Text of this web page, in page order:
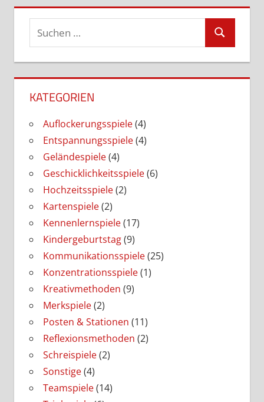
Suchen
nach:
Suchen
KATEGORIEN
Auflockerungsspiele(4)
Entspannungsspiele(4)
Geländespiele(4)
Geschicklichkeitsspiele(6)
Hochzeitsspiele(2)
Kartenspiele(2)
Kennenlernspiele(17)
Kindergeburtstag(9)
Kommunikationsspiele(25)
Konzentrationsspiele(1)
Kreativmethoden (9)
Merkspiele(2)
Posten & Stationen (11)
Reflexionsmethoden (2)
Schreispiele(2)
Sonstige(4)
Teamspiele(14)